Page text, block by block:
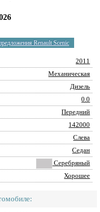
Renault Scenic
2011
Механическая
Дизель
0.0
Передний
142000
Слева
Седан
Серебряный
Хорошее